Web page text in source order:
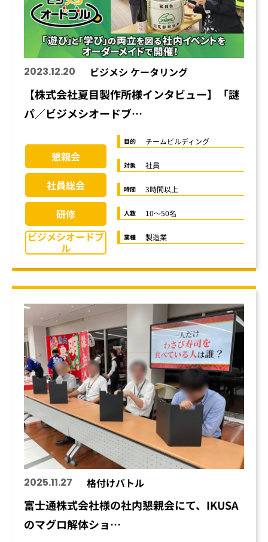
2023.12.20 ビジメシ ケータリング
【株式会社夏目製作所様インタビュー】「謎
パ／ビジメシオードブ…
懇親会
社員総会
研修
ビジメシオードブ
ル
目的 チームビルディング
対象 社員
時間 3時間以上
人数 10〜50名
業種 製造業
2025.11.27 格付けバトル
富士通株式会社様の社内懇親会にて、IKUSA
のマグロ解体ショ…